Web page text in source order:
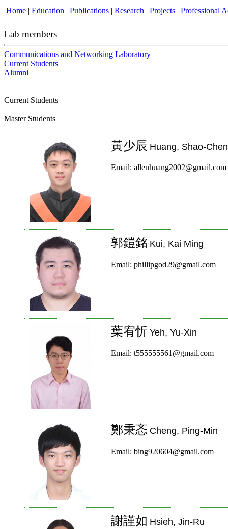
Home | Education | Publications | Research | Projects | Professional
Lab members
Communications and Networking Laboratory
Current Students
Alumni
Current Students
Master Students
陳泳晗 Tan, Yong Han
Email:
黃少辰 Huang, Shao-Chen
Email: allenhuang2002@gmail.com
郭鎧銘 Kui, Kai Ming
Email: phillipgod29@gmail.com
葉宥忻 Yeh, Yu-Xin
Email: t555555561@gmail.com
鄭秉忞 Cheng, Ping-Min
Email: bing920604@gmail.com
謝謹如 Hsieh, Jin-Ru